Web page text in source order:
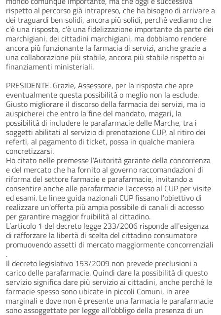
rispetto al percorso già intrapreso, che ha bisogno di arrivare a
dei traguardi ben solidi, ancora più solidi, perché vediamo che
c'è una risposta, c'è una fidelizzazione importante da parte dei
marchigiani, dei cittadini marchigiani, ma dobbiamo rendere
ancora più funzionante la farmacia di servizi, anche grazie a
una collaborazione più stabile, ancora più stabile rispetto ai
finanziamenti ministeriali.
PRESIDENTE. Grazie, Assessore, per la risposta che apre
eventualmente questa possibilità o meglio non la esclude.
Giusto migliorare il discorso della farmacia dei servizi, ma io
auspicherei che entro la fine del mandato, magari, la
possibilità di includere le parafarmacie delle Marche, tra i
soggetti abilitati al servizio di prenotazione CUP, al ritiro dei
referti, al pagamento di ticket, possa in qualche maniera
concretizzarsi.
Ho citato nelle premesse l’Autorità garante della concorrenza
e del mercato che ha fornito al governo raccomandazioni di
riforma del settore farmacie e parafarmacie, invitando a
consentire anche alle parafarmacie l'accesso al CUP per visite
ed esami. Le linee guida nazionali CUP fissano l'obiettivo di
realizzare un'offerta più ampia possibile di canali di accesso
per garantire maggior fruibilità al cittadino.
L’articolo 1 del decreto legge 233/2006 risponde all'esigenza
di rafforzare la libertà di scelta del cittadino consumatore
promuovendo assetti di mercato maggiormente concorrenziali
.
Il decreto legislativo 153/2009 non prevede preclusioni a
carico delle parafarmacie. Quindi dare la possibilità di questo
servizio significa dare più servizio ai cittadini, anche perché le
farmacie spesso sono ubicate in piccoli Comuni, in aree
marginali e dove non è presente una farmacia le parafarmacie
sono assoggettate per legge all'obbligo della presenza di un